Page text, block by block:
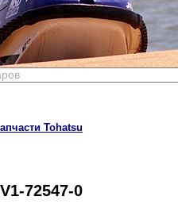
Tohatsu
72547-0